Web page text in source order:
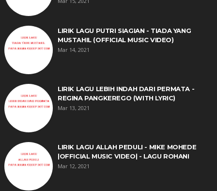
LIRIK LAGU PUTRI SIAGIAN - TIADA YANG
MUSTAHIL (OFFICIAL MUSIC VIDEO)
Mar 14, 2021
LIRIK LAGU LEBIH INDAH DARI PERMATA -
REGINA PANGKEREGO (WITH LYRIC)
Mar 13, 2021
LIRIK LAGU ALLAH PEDULI - MIKE MOHEDE
|OFFICIAL MUSIC VIDEO| - LAGU ROHANI
Mar 12, 2021